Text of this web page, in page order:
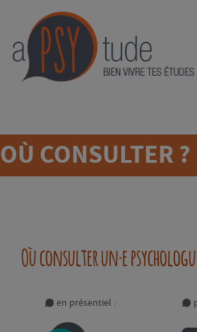
OÙ CONSULTER ?
Où consulter un·e
en présentiel :